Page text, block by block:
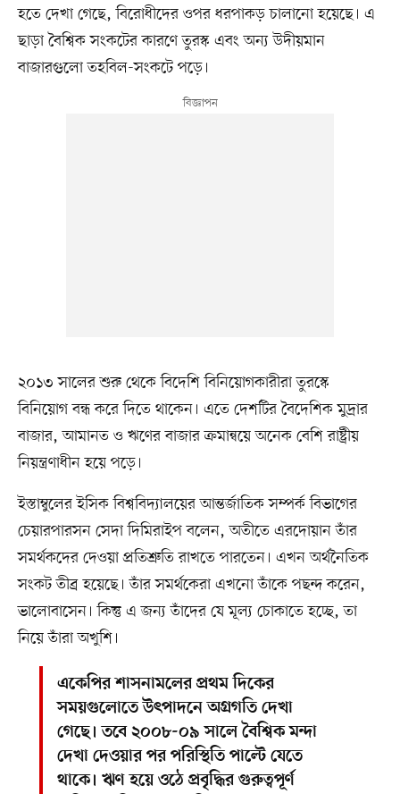
হতে দেখা গেছে, বিরোধীদের ওপর ধরপাকড় চালানো হয়েছে। এ
ছাড়া বৈশ্বিক সংকটের কারণে তুরস্ক এবং অন্য উদীয়মান
বাজারগুলো তহবিল-সংকটে পড়ে।
২০১৩ সালের শুরু থেকে বিদেশি বিনিয়োগকারীরা তুরস্কে
বিনিয়োগ বন্ধ করে দিতে থাকেন। এতে দেশটির বৈদেশিক মুদ্রার
বাজার, আমানত ও ঋণের বাজার ক্রমান্বয়ে অনেক বেশি রাষ্ট্রীয়
নিয়ন্ত্রণাধীন হয়ে পড়ে।
ইস্তাম্বুলের ইসিক বিশ্ববিদ্যালয়ের আন্তর্জাতিক সম্পর্ক বিভাগের
চেয়ারপারসন সেদা দিমিরাইপ বলেন, অতীতে এরদোয়ান তাঁর
সমর্থকদের দেওয়া প্রতিশ্রুতি রাখতে পারতেন। এখন অর্থনৈতিক
সংকট তীব্র হয়েছে। তাঁর সমর্থকেরা এখনো তাঁকে পছন্দ করেন,
ভালোবাসেন। কিন্তু এ জন্য তাঁদের যে মূল্য চোকাতে হচ্ছে, তা
নিয়ে তাঁরা অখুশি।
একেপির শাসনামলের প্রথম দিকের
সময়গুলোতে উৎপাদনে অগ্রগতি দেখা
গেছে। তবে ২০০৮-০৯ সালে বৈশ্বিক মন্দা
দেখা দেওয়ার পর পরিস্থিতি পাল্টে যেতে
থাকে। ঋণ হয়ে ওঠে প্রবৃদ্ধির গুরুত্বপূর্ণ